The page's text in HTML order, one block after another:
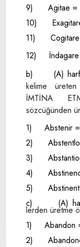
9)
Agitae =
10)
11)
12)
b)
(A)
kelime
İMTİNA
sözcüğünden
1)
Abstenir
2)
3)
4)
5)
c)
(A)
lerden üretme
1)
Abandon
2)